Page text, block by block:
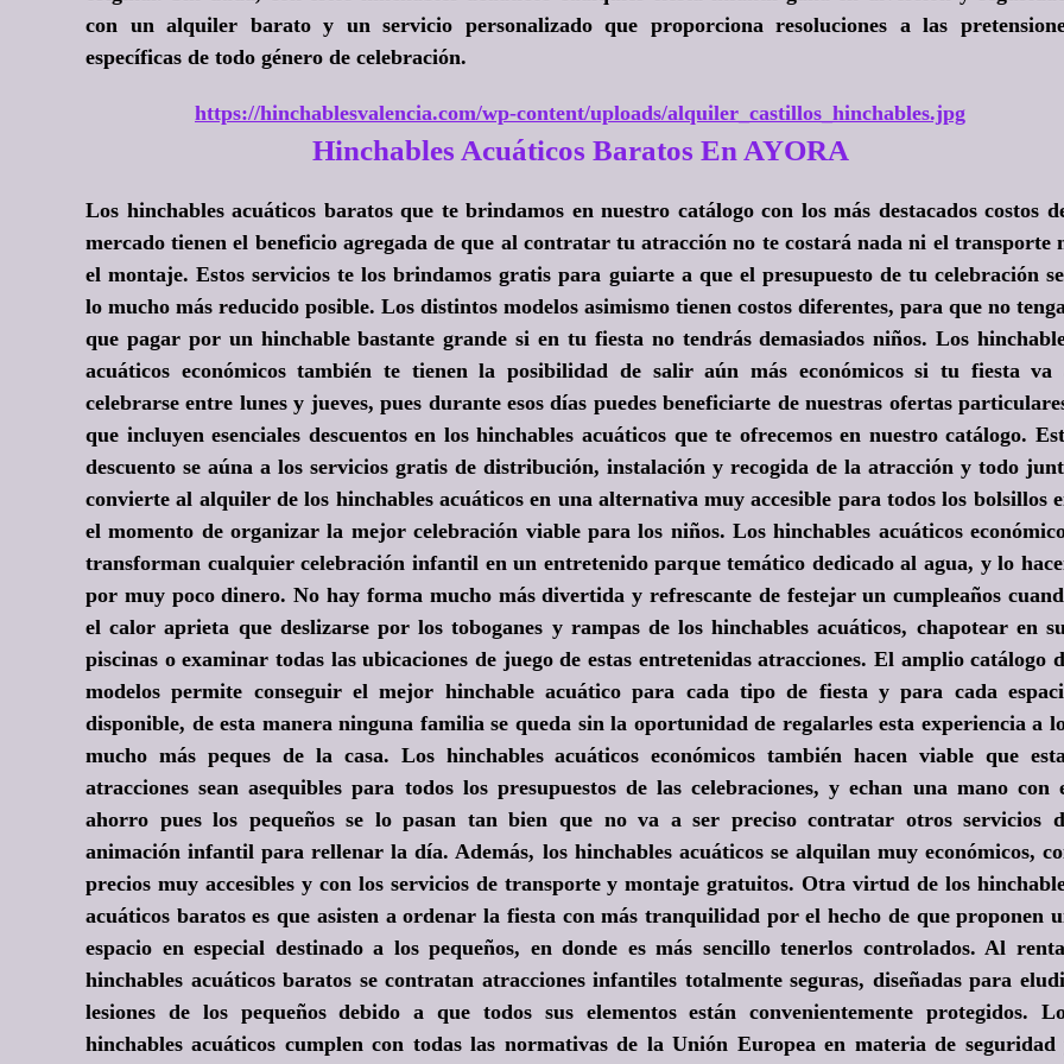
con un alquiler barato y un servicio personalizado que proporciona resoluciones a las
específicas de todo género de celebración.
https://hinchablesvalencia.com/wp-content/uploads/alquiler_castillos_hinchables.jpg
Hinchables Acuáticos Baratos En AYORA
Los hinchables acuáticos baratos que te brindamos en nuestro catálogo con los más destacados costos
mercado tienen el beneficio agregada de que al contratar tu atracción no te costará nada ni el transporte
el montaje. Estos servicios te los brindamos gratis para guiarte a que el presupuesto de tu celebración
lo mucho más reducido posible. Los distintos modelos asimismo tienen costos diferentes, para que no
que pagar por un hinchable bastante grande si en tu fiesta no tendrás demasiados niños. Los
acuáticos económicos también te tienen la posibilidad de salir aún más económicos si tu fiesta va
celebrarse entre lunes y jueves, pues durante esos días puedes beneficiarte de nuestras ofertas
que incluyen esenciales descuentos en los hinchables acuáticos que te ofrecemos en nuestro catálogo.
descuento se aúna a los servicios gratis de distribución, instalación y recogida de la atracción y todo
convierte al alquiler de los hinchables acuáticos en una alternativa muy accesible para todos los bolsillos
el momento de organizar la mejor celebración viable para los niños. Los hinchables acuáticos
transforman cualquier celebración infantil en un entretenido parque temático dedicado al agua, y lo
por muy poco dinero. No hay forma mucho más divertida y refrescante de festejar un cumpleaños
el calor aprieta que deslizarse por los toboganes y rampas de los hinchables acuáticos, chapotear en
piscinas o examinar todas las ubicaciones de juego de estas entretenidas atracciones. El amplio catálogo
modelos permite conseguir el mejor hinchable acuático para cada tipo de fiesta y para cada
disponible, de esta manera ninguna familia se queda sin la oportunidad de regalarles esta experiencia a
mucho más peques de la casa. Los hinchables acuáticos económicos también hacen viable que
atracciones sean asequibles para todos los presupuestos de las celebraciones, y echan una mano con
ahorro pues los pequeños se lo pasan tan bien que no va a ser preciso contratar otros servicios
animación infantil para rellenar la día. Además, los hinchables acuáticos se alquilan muy económicos,
precios muy accesibles y con los servicios de transporte y montaje gratuitos. Otra virtud de los
acuáticos baratos es que asisten a ordenar la fiesta con más tranquilidad por el hecho de que proponen
espacio en especial destinado a los pequeños, en donde es más sencillo tenerlos controlados. Al
hinchables acuáticos baratos se contratan atracciones infantiles totalmente seguras, diseñadas para
lesiones de los pequeños debido a que todos sus elementos están convenientemente protegidos.
hinchables acuáticos cumplen con todas las normativas de la Unión Europea en materia de seguridad